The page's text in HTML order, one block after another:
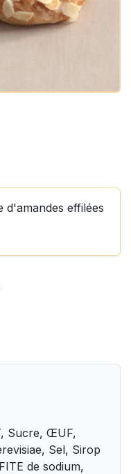
d'amandes effilées
Sucre, ŒUF,
Sel, Sirop
de sodium,